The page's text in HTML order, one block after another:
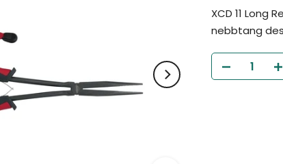
XCD 11 Long
nebbtang